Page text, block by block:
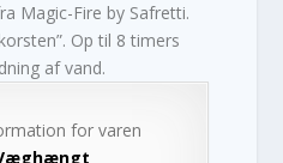
Magic-Fire by Safretti.
Op til 8 timers
af vand.
for varen